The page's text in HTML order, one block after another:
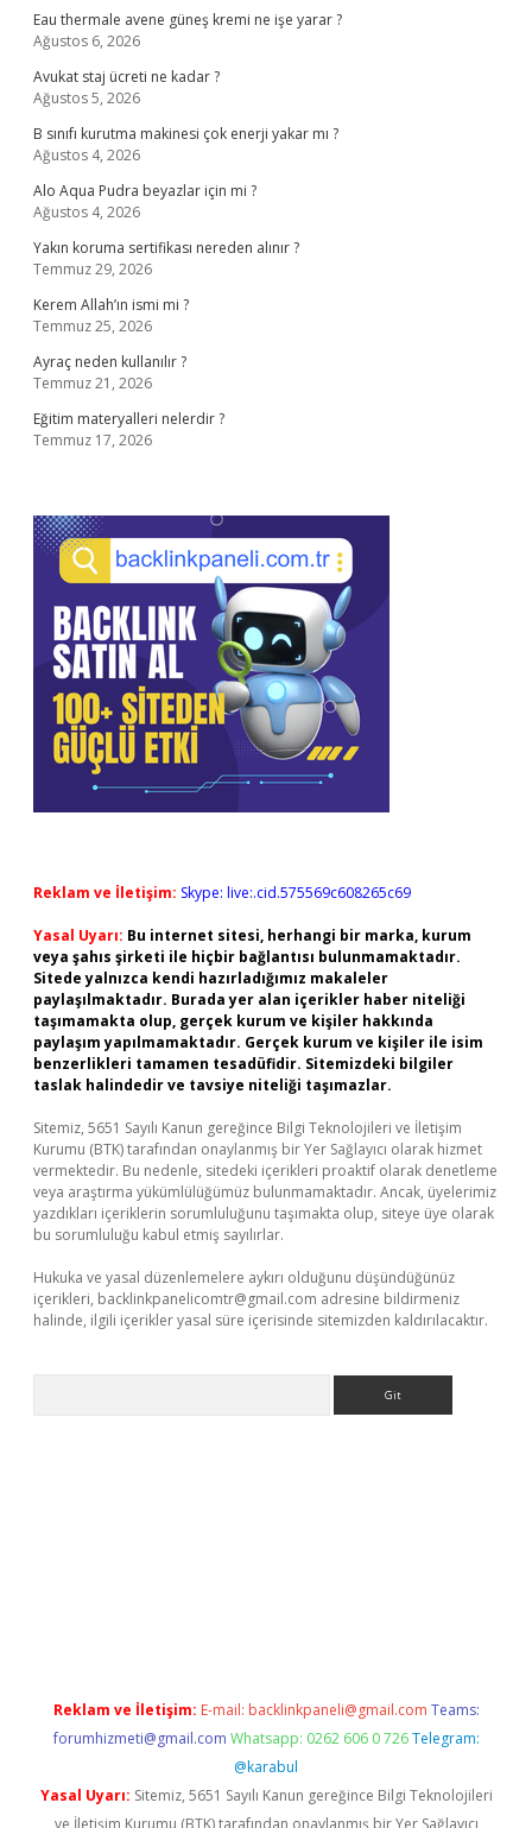
Eau thermale avene güneş kremi ne işe yarar ?
Ağustos 6, 2026
Avukat staj ücreti ne kadar ?
Ağustos 5, 2026
B sınıfı kurutma makinesi çok enerji yakar mı ?
Ağustos 4, 2026
Alo Aqua Pudra beyazlar için mi ?
Ağustos 4, 2026
Yakın koruma sertifikası nereden alınır ?
Temmuz 29, 2026
Kerem Allah’ın ismi mi ?
Temmuz 25, 2026
Ayraç neden kullanılır ?
Temmuz 21, 2026
Eğitim materyalleri nelerdir ?
Temmuz 17, 2026
Reklam ve İletişim: Skype: live:.cid.575569c608265c69
Yasal Uyarı: Bu internet sitesi, herhangi bir marka, kurum
veya şahıs şirketi ile hiçbir bağlantısı bulunmamaktadır.
Sitede yalnızca kendi hazırladığımız makaleler
paylaşılmaktadır. Burada yer alan içerikler haber niteliği
taşımamakta olup, gerçek kurum ve kişiler hakkında
paylaşım yapılmamaktadır. Gerçek kurum ve kişiler ile isim
benzerlikleri tamamen tesadüfidir. Sitemizdeki bilgiler
taslak halindedir ve tavsiye niteliği taşımazlar.
Sitemiz, 5651 Sayılı Kanun gereğince Bilgi Teknolojileri ve İletişim
Kurumu (BTK) tarafından onaylanmış bir Yer Sağlayıcı olarak hizmet
vermektedir. Bu nedenle, sitedeki içerikleri proaktif olarak denetleme
veya araştırma yükümlülüğümüz bulunmamaktadır. Ancak, üyelerimiz
yazdıkları içeriklerin sorumluluğunu taşımakta olup, siteye üye olarak
bu sorumluluğu kabul etmiş sayılırlar.
Hukuka ve yasal düzenlemelere aykırı olduğunu düşündüğünüz
içerikleri, backlinkpanelicomtr@gmail.com adresine bildirmeniz
halinde, ilgili içerikler yasal süre içerisinde sitemizden kaldırılacaktır.
Reklam ve İletişim: E-mail: backlinkpaneli@gmail.com Teams:
forumhizmeti@gmail.com Whatsapp: 0262 606 0 726 Telegram:
@karabul
Yasal Uyarı: Sitemiz, 5651 Sayılı Kanun gereğince Bilgi Teknolojileri
ve İletişim Kurumu (BTK) tarafından onaylanmış bir Yer Sağlayıcı